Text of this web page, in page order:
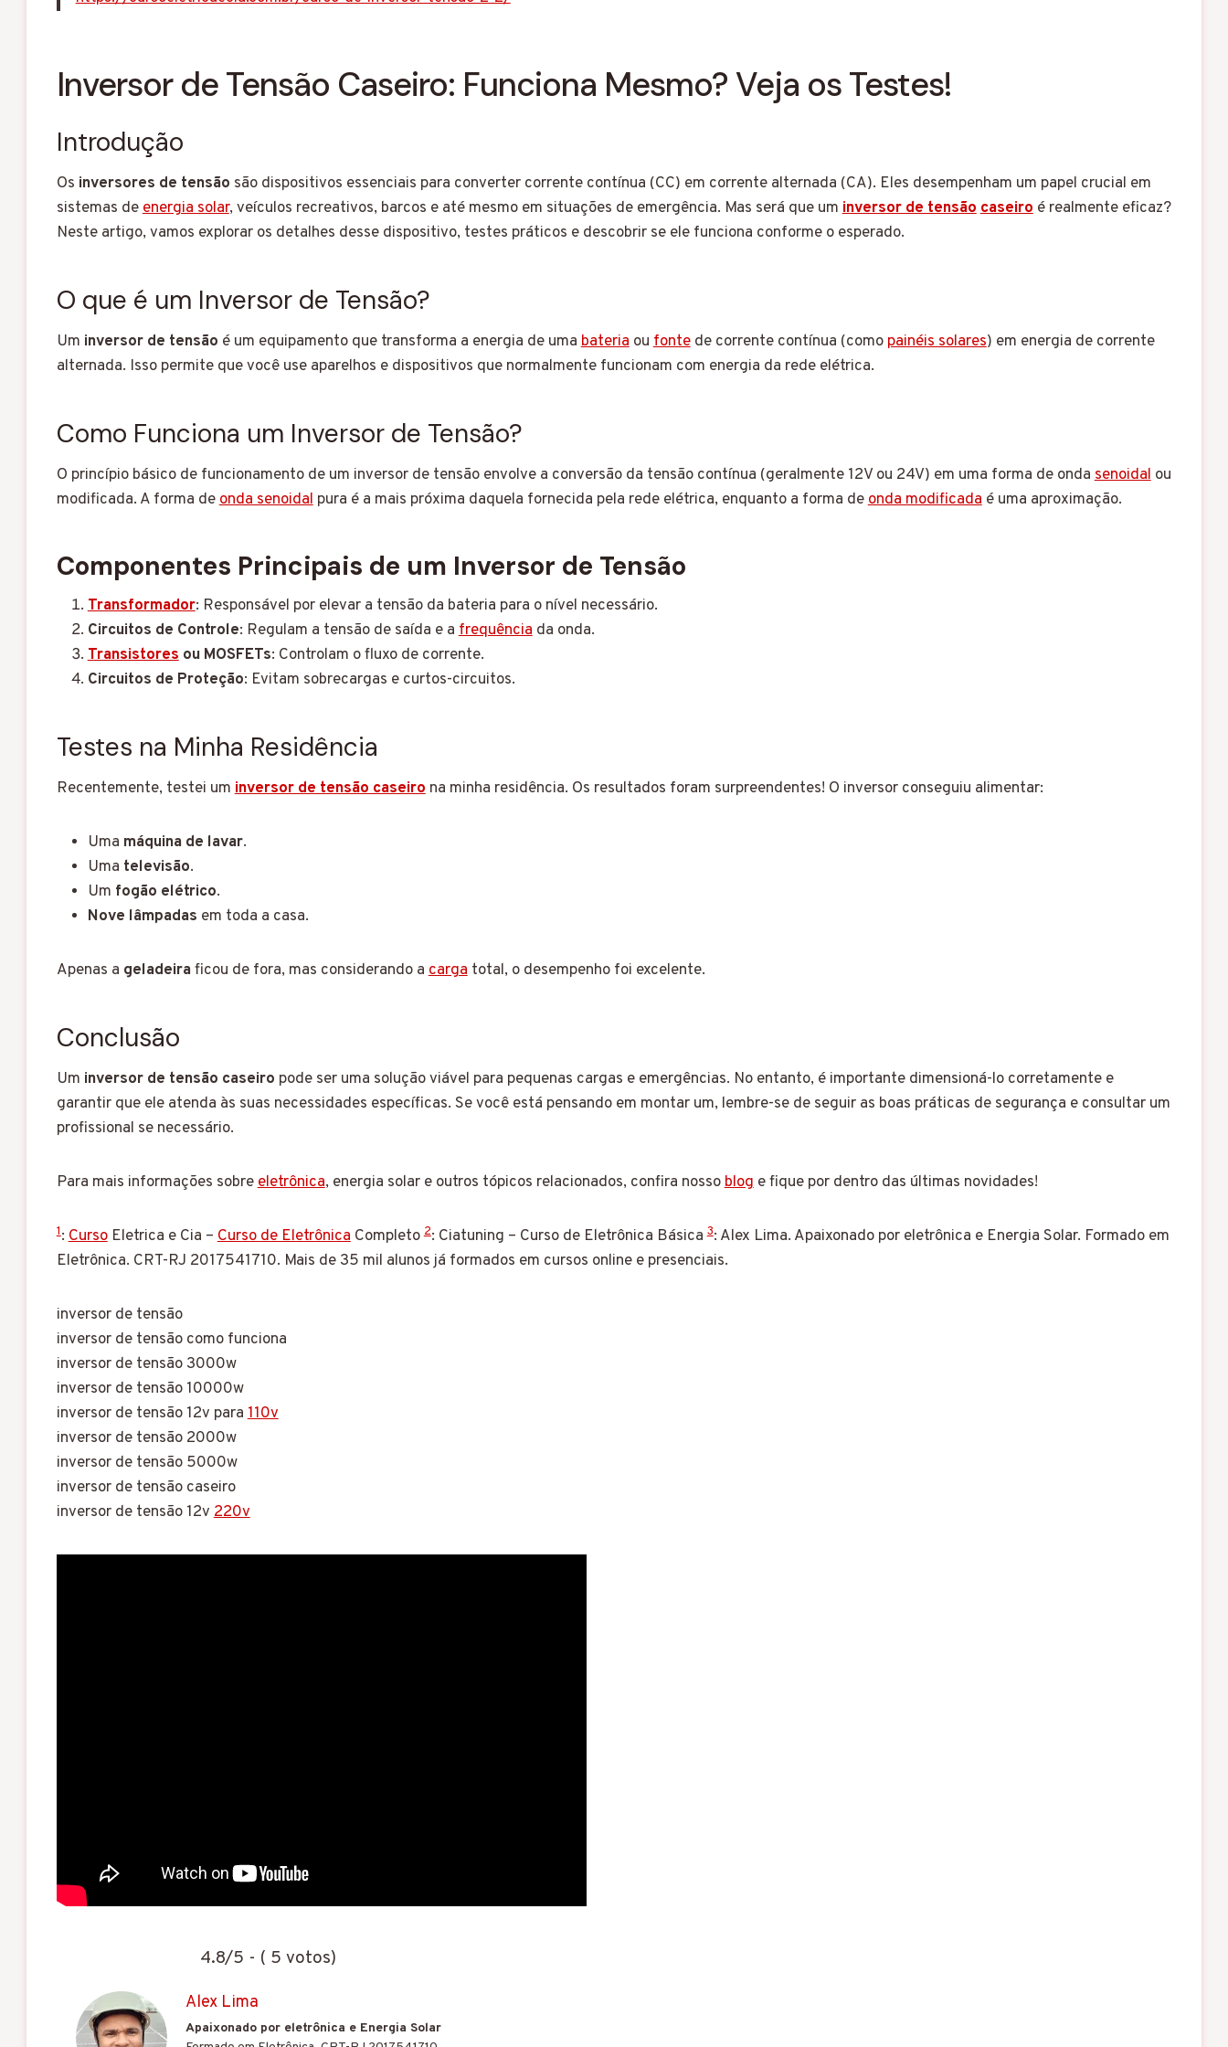
Inversor de Tensão Caseiro: Funciona Mesmo? Veja os Testes!
Introdução
Os inversores de tensão são dispositivos essenciais para converter corrente contínua (CC) em corrente alternada (CA). Eles desempenham um papel crucial em
sistemas deenergia solar, veículos recreativos, barcos e até mesmo em situações de emergência. Mas será que uminversor de tensãocaseiroé realmente eficaz?
Neste artigo, vamos explorar os detalhes desse dispositivo, testes práticos e descobrir se ele funciona conforme o esperado.
O que é um Inversor de Tensão?
Um inversor de tensão é um equipamento que transforma a energia de umabateriaoufontede corrente contínua (como painéis solares) em energia de corrente
alternada. Isso permite que você use aparelhos e dispositivos que normalmente funcionam com energia da rede elétrica.
Como Funciona um Inversor de Tensão?
O princípio básico de funcionamento de um inversor de tensão envolve a conversão da tensão contínua (geralmente 12V ou 24V) em uma forma de ondasenoidalou
modificada. A forma deonda senoidalpura é a mais próxima daquela fornecida pela rede elétrica, enquanto a forma deonda modificadaé uma aproximação.
Componentes Principais de um Inversor de Tensão
Transformador: Responsável por elevar a tensão da bateria para o nível necessário.
Circuitos de Controle: Regulam a tensão de saída e afrequênciada onda.
Transistoresou MOSFETs: Controlam o fluxo de corrente.
Circuitos de Proteção: Evitam sobrecargas e curtos-circuitos.
Testes na Minha Residência
Recentemente, testei uminversor de tensão caseirona minha residência. Os resultados foram surpreendentes! O inversor conseguiu alimentar:
Uma máquina de lavar.
Uma televisão.
Um fogão elétrico.
Nove lâmpadas em toda a casa.
Apenas a geladeiraficou de fora, mas considerando acargatotal, o desempenho foi excelente.
Conclusão
Um inversor de tensão caseiro pode ser uma solução viável para pequenas cargas e emergências. No entanto, é importante dimensioná-lo corretamente e
garantir que ele atenda às suas necessidades específicas. Se você está pensando em montar um, lembre-se de seguir as boas práticas de segurança e consultar um
profissional se necessário.
Para mais informações sobreeletrônica, energia solar e outros tópicos relacionados, confira nossobloge fique por dentro das últimas novidades!
1:CursoEletrica e Cia –Curso de EletrônicaCompleto2: Ciatuning – Curso de Eletrônica Básica3: Alex Lima. Apaixonado por eletrônica e Energia Solar. Formado em
Eletrônica. CRT-RJ 2017541710. Mais de 35 mil alunos já formados em cursos online e presenciais.
inversor de tensão
inversor de tensão como funciona
inversor de tensão 3000w
inversor de tensão 10000w
inversor de tensão 12v para110v
inversor de tensão 2000w
inversor de tensão 5000w
inversor de tensão caseiro
inversor de tensão 12v220v
4.8/5 - ( 5 votos)
Alex Lima
Apaixonado por eletrônica e Energia Solar